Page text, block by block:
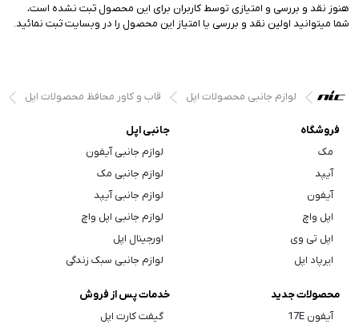
هنوز نقد و بررسی و امتیازی توسط کاربران برای این محصول ثبت نشده است،
شما میتوانید اولین نقد و بررسی یا امتیاز این محصول را در وبسایت ثبت نمائید.
لوازم جانبی محصولات اپل قاب و کاور محافظ محصولات اپل
فروشگاه
مک
آیپد
آیفون
اپل واچ
اپل تی وی
ایرپاد اپل
جانبی اپل
لوازم جانبی آیفون
لوازم جانبی مک
لوازم جانبی آیپد
لوازم جانبی اپل واچ
اورجینال اپل
لوازم جانبی سبک زندگی
محصولات جدید
آیفون 17E
خدمات پس از فروش
گیفت کارت اپل